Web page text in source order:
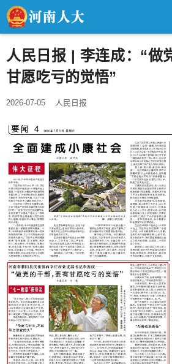
人民日报 | 李连成：“做
甘愿吃亏的觉悟”
2026-07-05 人民日报